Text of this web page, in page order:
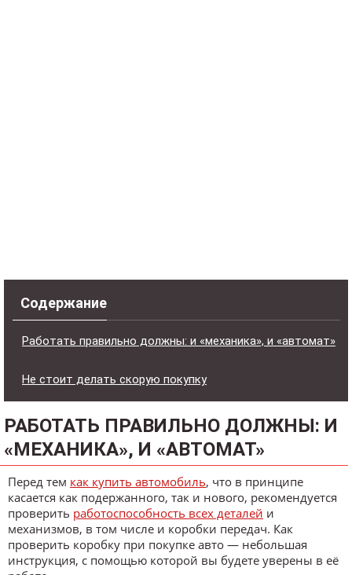
Содержание
Работать правильно должны: и «механика», и «автомат»
Не стоит делать скорую покупку
РАБОТАТЬ ПРАВИЛЬНО ДОЛЖНЫ: И
«МЕХАНИКА», И «АВТОМАТ»
Перед тем как купить автомобиль, что в принципе
касается как подержанного, так и нового, рекомендуется
проверить работоспособность всех деталей и
механизмов, в том числе и коробки передач. Как
проверить коробку при покупке авто — небольшая
инструкция, с помощью которой вы будете уверены в её